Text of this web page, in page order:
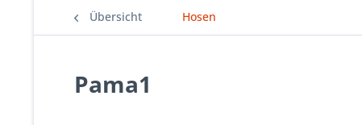
Übersicht Hosen
Pama1